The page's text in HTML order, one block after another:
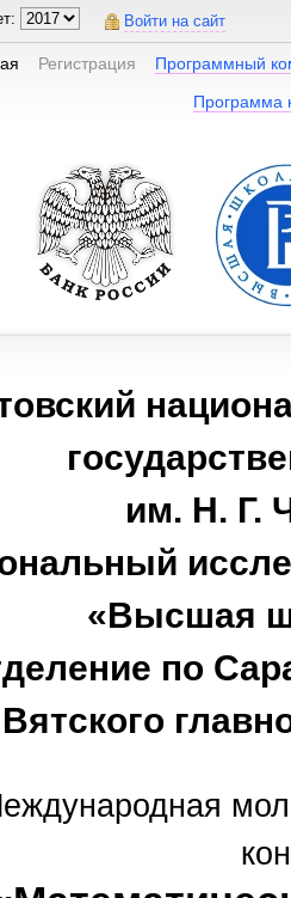
Войти на сайт
Регистрация
Программный
Программа
им. Н. Г.
«Высшая
по
Вятского